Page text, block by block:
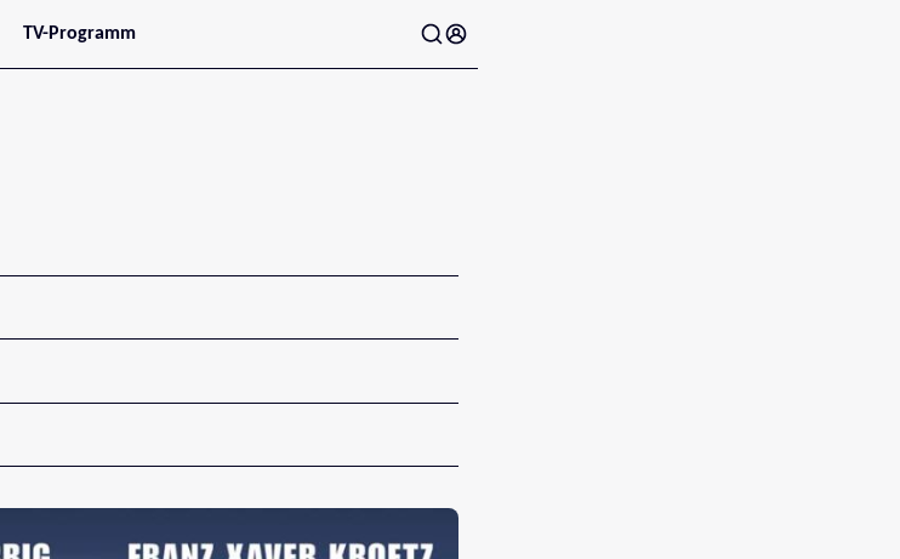
TV-Programm